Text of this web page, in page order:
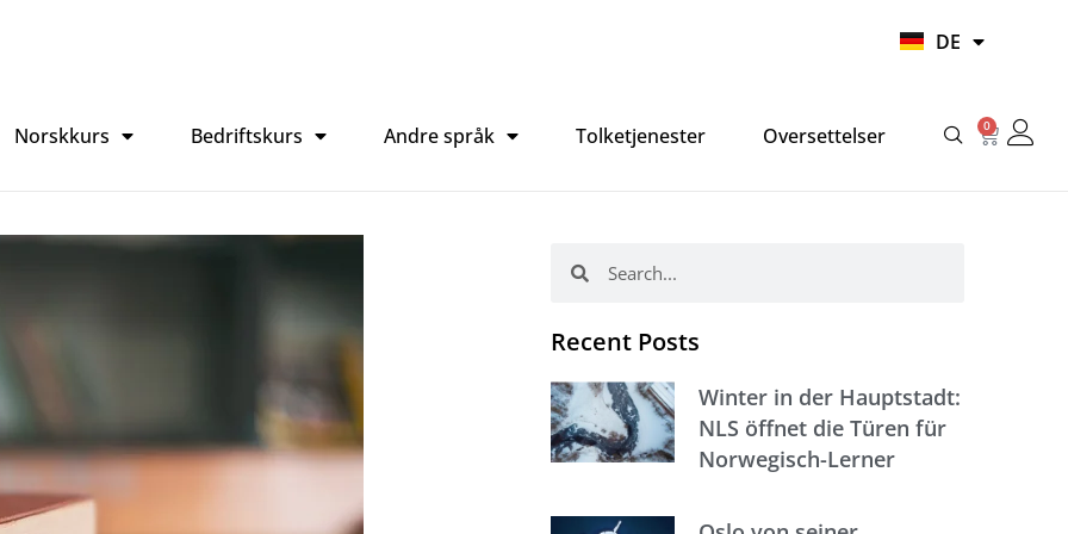
DE
HI
Norskkurs Bedriftskurs Andre språk Tolketjenester Oversettelser 0
Recent Posts
Winter in der Hauptstadt:
NLS öffnet die Türen für
Norwegisch-Lerner